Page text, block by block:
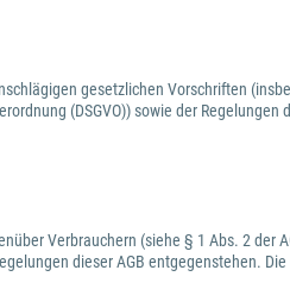
gesetzlichen Vorschriften
(DSGVO)) sowie der Regelungen
Verbrauchern (siehe § 1 Abs. 2 der
dieser AGB entgegenstehen. Die